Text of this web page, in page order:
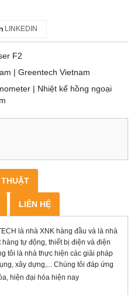
LINKEDIN
F2
| Greentech Vietnam
| Nhiệt kế hồng ngoại
LIÊN HỆ
là nhà XNK hàng đầu và là nhà
tự động, thiết bị điện và điện
tôi là nhà thực hiện các giải pháp
xây dựng,... Chúng tôi đáp ứng
hiện đại hóa hiện nay